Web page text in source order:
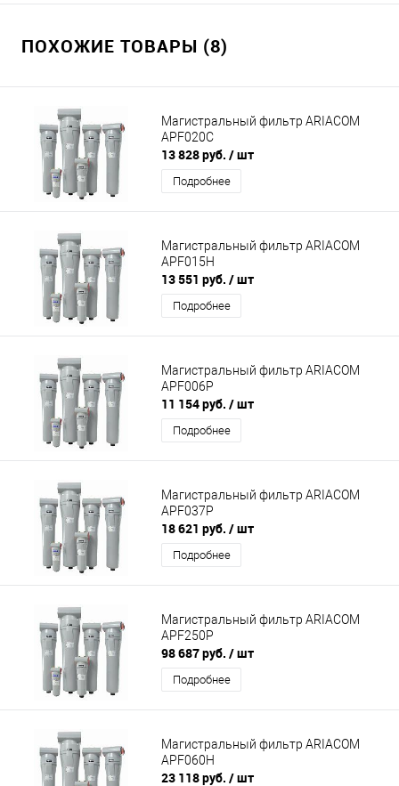
ПОХОЖИЕ ТОВАРЫ (8)
Магистральный фильтр ARIACOM
APF020C
13 828 руб. / шт
Подробнее
Магистральный фильтр ARIACOM
APF015H
13 551 руб. / шт
Подробнее
Магистральный фильтр ARIACOM
APF006P
11 154 руб. / шт
Подробнее
Магистральный фильтр ARIACOM
APF037P
18 621 руб. / шт
Подробнее
Магистральный фильтр ARIACOM
APF250P
98 687 руб. / шт
Подробнее
Магистральный фильтр ARIACOM
APF060H
23 118 руб. / шт